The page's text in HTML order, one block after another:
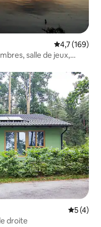
Évaluation
4,7 (169)
salle de jeux,
5 (4)
droite